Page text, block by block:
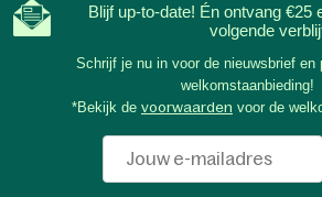
Blijf up-to-date! Én ontvang €25
volgende
Schrijf je nu in voor de nieuwsbrief en
welkomstaanbieding!
*Bekijk de voorwaarden voor de